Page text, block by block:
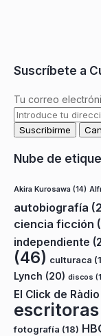
Suscríbete a
Tu correo
Nube de
Akira Kurosawa (14)
autobiografía
ciencia ficción
independiente
(46) culturaca
Lynch (20) discos
El Click de
escritoras
fotografía (18)